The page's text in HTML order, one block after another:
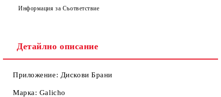
Информация за Съответствие
Детайлно описание
Приложение: Дискови Брани
Марка: Galicho